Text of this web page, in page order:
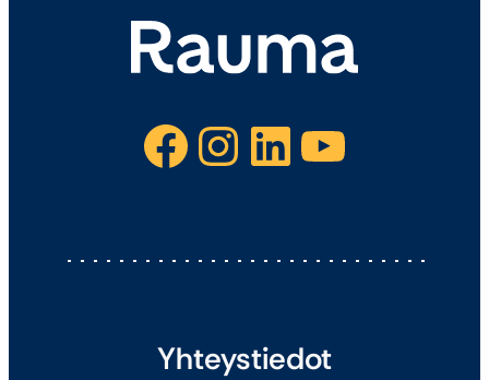
Facebook Instagram LinkedIn YouTube
Yhteystiedot